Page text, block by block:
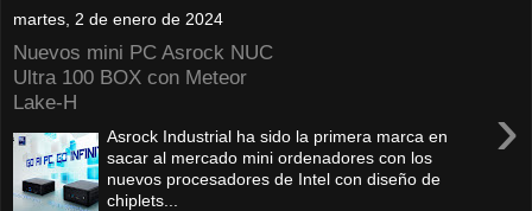
martes, 2 de enero de 2024
Nuevos mini PC Asrock NUC
Ultra 100 BOX con Meteor
Lake-H
›
Asrock Industrial ha sido la primera marca en
sacar al mercado mini ordenadores con los
nuevos procesadores de Intel con diseño de
chiplets...